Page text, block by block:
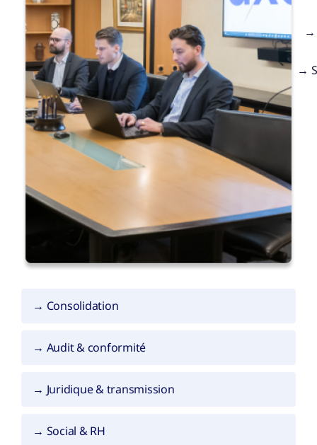
→
→
→ Consolidation
→ Audit & conformité
→ Juridique & transmission
→ Social & RH